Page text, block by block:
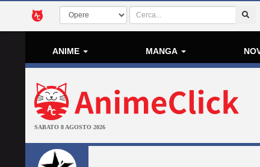
ANIME MANGA
SABATO 8 AGOSTO 2026